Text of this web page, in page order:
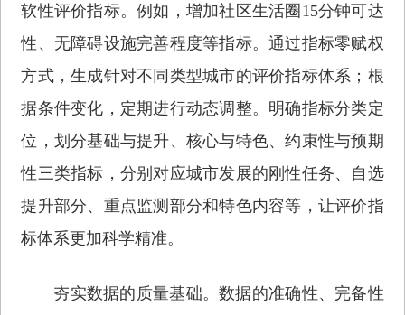
软性评价指标。例如，增加社区生活圈15分钟可达
性、无障碍设施完善程度等指标。通过指标零赋权
方式，生成针对不同类型城市的评价指标体系；根
据条件变化，定期进行动态调整。明确指标分类定
位，划分基础与提升、核心与特色、约束性与预期
性三类指标，分别对应城市发展的刚性任务、自选
提升部分、重点监测部分和特色内容等，让评价指
标体系更加科学精准。
夯实数据的质量基础。数据的准确性、完备性